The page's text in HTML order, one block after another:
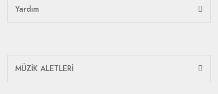
Yardım
MÜZİK ALETLERİ